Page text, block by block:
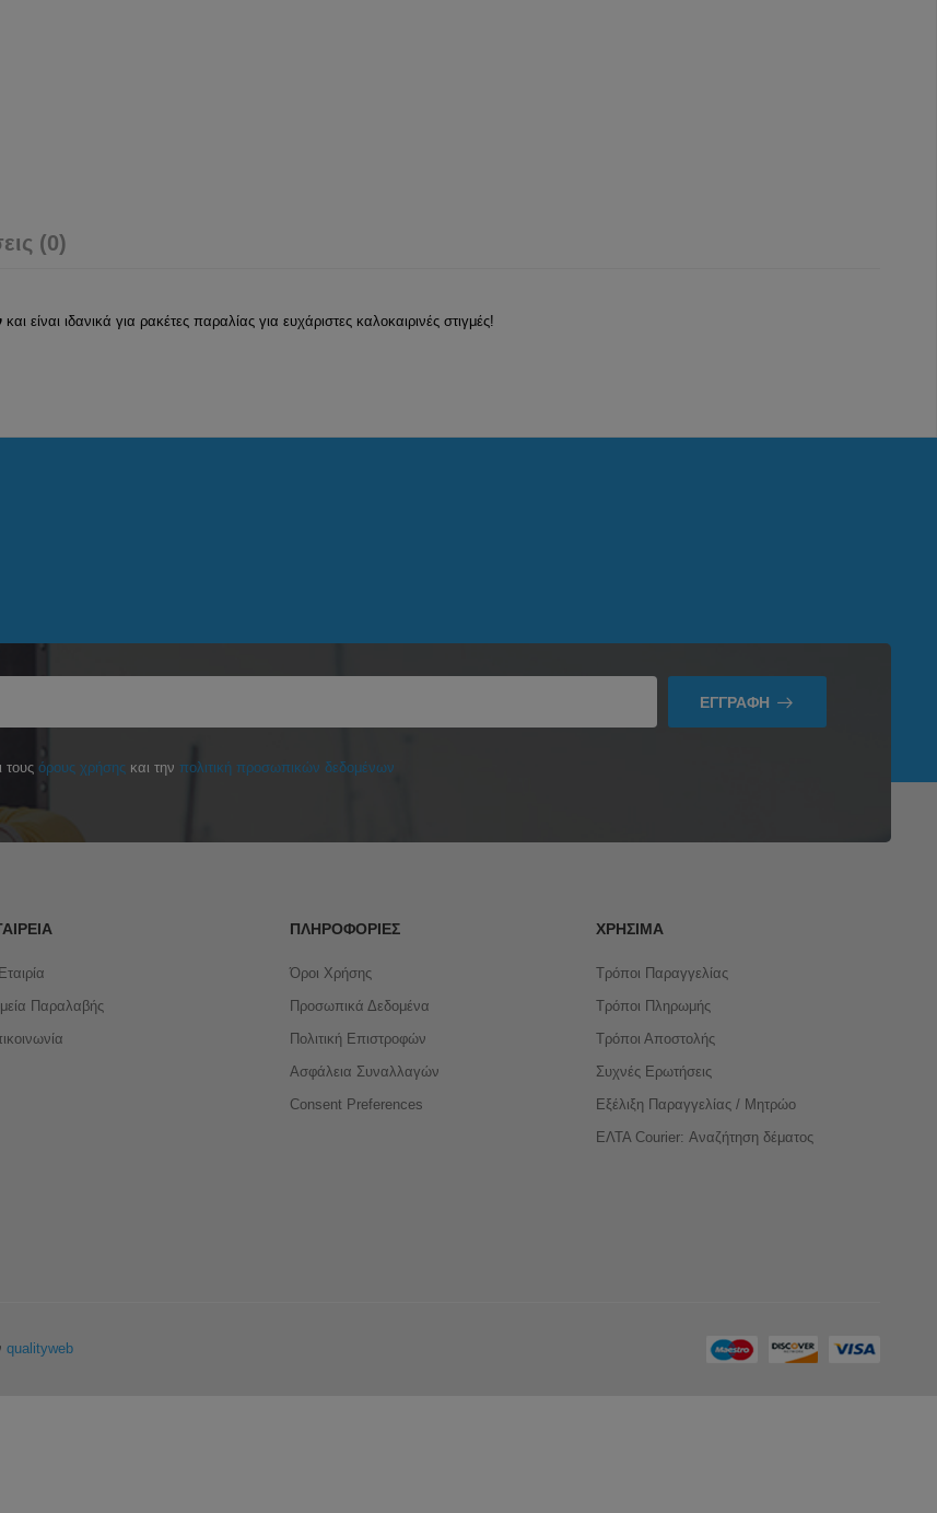
(0)
και είναι ιδανικά για ρακέτες παραλίας για ευχάριστες καλοκαιρινές στιγμές!
ΕΓΓΡΑΦΉ
τουςόρους χρήσης και τηνπολιτική προσωπικών δεδομένων
Παραλαβής
ΠΛΗΡΟΦΟΡΊΕΣ
Όροι Χρήσης
Προσωπικά Δεδομένα
Πολιτική Επιστροφών
Ασφάλεια Συναλλαγών
Consent Preferences
ΧΡΉΣΙΜΑ
Τρόποι Παραγγελίας
Τρόποι Πληρωμής
Τρόποι Αποστολής
Συχνές Ερωτήσεις
Εξέλιξη Παραγγελίας / Μητρώο
ΕΛΤΑ Courier: Αναζήτηση δέματος
qualityweb